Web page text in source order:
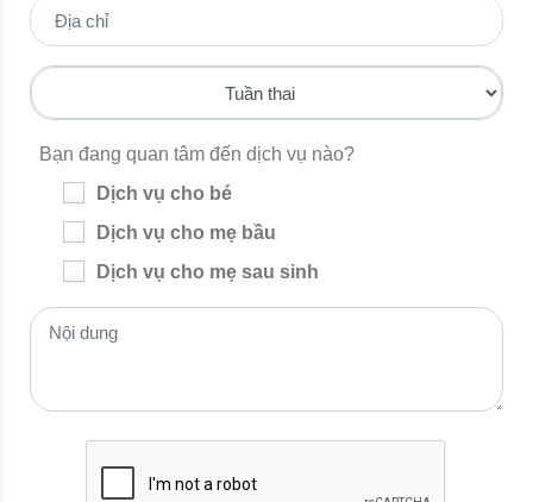
Bạn đang quan tâm đến dịch vụ nào?
Dịch vụ cho bé
Dịch vụ cho mẹ bầu
Dịch vụ cho mẹ sau sinh